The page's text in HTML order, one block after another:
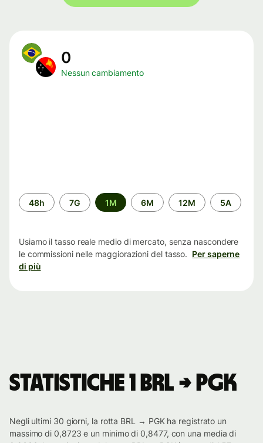
0
Nessun cambiamento
Periodo
di
48h 7G 1M 6M 12M 5A
Usiamo il tasso reale medio di mercato, senza nascondere
le commissioni nelle maggiorazioni del tasso. Per saperne
di più
Statistiche 1 BRL → PGK
Negli ultimi 30 giorni, la rotta BRL → PGK ha registrato un
massimo di 0,8723 e un minimo di 0,8477, con una media di